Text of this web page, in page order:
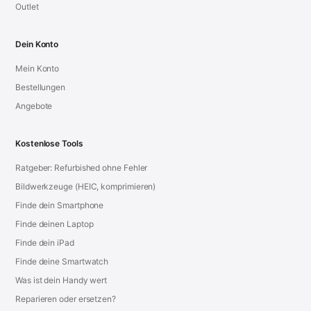
Outlet
Dein Konto
Mein Konto
Bestellungen
Angebote
Kostenlose Tools
Ratgeber: Refurbished ohne Fehler
Bildwerkzeuge (HEIC, komprimieren)
Finde dein Smartphone
Finde deinen Laptop
Finde dein iPad
Finde deine Smartwatch
Was ist dein Handy wert
Reparieren oder ersetzen?